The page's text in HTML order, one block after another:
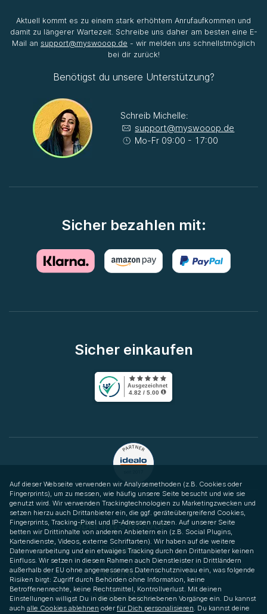
Aktuell kommt es zu einem stark erhöhtem Anrufaufkommen und
damit zu längerer Wartezeit. Schreibe uns daher am besten eine E-
Mail an support@myswooop.de - wir melden uns schnellstmöglich
bei dir zurück!
Benötigst du unsere Unterstützung?
Schreib Michelle:
support@myswooop.de
Mo-Fr 09:00 - 17:00
Sicher bezahlen mit:
Sicher einkaufen
Über mySWOOOP
Service
Kaufen
Verkaufen
Auf dieser Webseite verwenden wir Analysemethoden (z.B. Cookies oder
Fingerprints), um zu messen, wie häufig unsere Seite besucht und wie sie
genutzt wird. Wir verwenden Trackingtechnologien zu Marketingzwecken und
setzen hierzu auch Drittanbieter ein, die ggf. geräteübergreifend Cookies,
Fingerprints, Tracking-Pixel und IP-Adressen nutzen. Auf unserer Seite
betten wir Drittinhalte von anderen Anbietern ein (z.B. Social Plugins,
Kartendienste, Videos, externe Schriftarten). Wir haben auf die weitere
Datenverarbeitung und ein etwaiges Tracking durch den Drittanbieter keinen
Einfluss. Wir setzen in diesem Rahmen auch Dienstleister in Drittländern
außerhalb der EU ohne angemessenes Datenschutzniveau ein, was folgende
Risiken birgt: Zugriff durch Behörden ohne Information, keine
Betroffenenrechte, keine Rechtsmittel, Kontrollverlust. Mit deinen
Einstellungen willigst Du in die oben beschriebenen Vorgänge ein. Du kannst
auch alle Cookies ablehnen oder für Dich personalisieren. Du kannst deine